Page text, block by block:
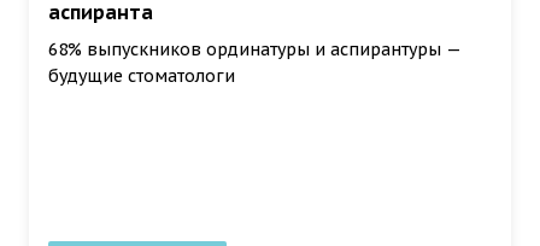
аспиранта
68% выпускников ординатуры и аспирантуры —
будущие стоматологи